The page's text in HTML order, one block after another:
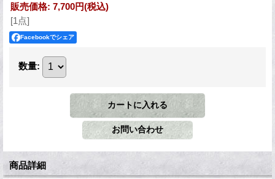
販売価格: 7,700円(税込)
[1点]
Facebookでシェア
数量:
商品詳細